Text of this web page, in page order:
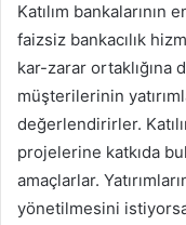
Katılım bankalarının
faizsiz bankacılık
kar-zarar ortaklığına
müşterilerinin
değerlendirirler.
projelerine katkıda
amaçlarlar.
yönetilmesini